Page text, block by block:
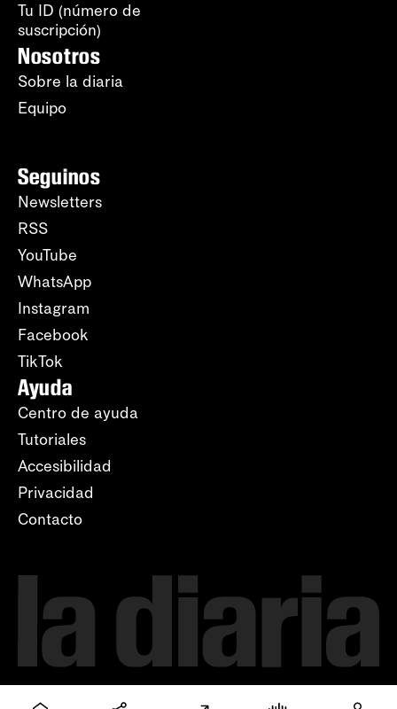
Tu ID (número de
suscripción)
Nosotros
Sobre la diaria
Equipo
Seguinos
Newsletters
RSS
YouTube
WhatsApp
Instagram
Facebook
TikTok
Ayuda
Centro de ayuda
Tutoriales
Accesibilidad
Privacidad
Contacto